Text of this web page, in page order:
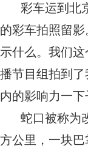
彩车运到北
的彩车拍照留
示什么。我们
播节目组拍到
内的影响力一下
蛇口被称为
方公里，一块